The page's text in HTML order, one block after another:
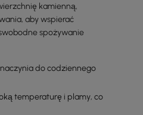
kamienną,
aby wspierać
spożywanie
do codziennego
temperaturę i plamy, co